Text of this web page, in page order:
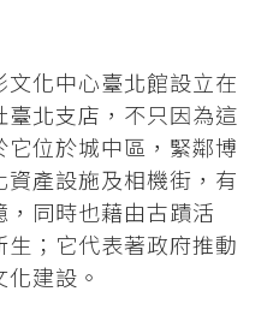
化中心臺北館設立在
臺北支店，不只因為這
位於城中區，緊鄰博
產設施及相機街，有
同時也藉由古蹟活
；它代表著政府推動
建設。